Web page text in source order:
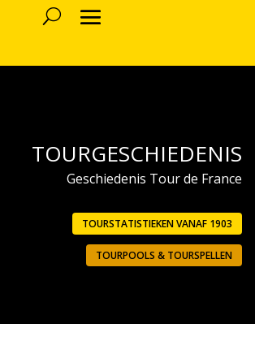
TOURGESCHIEDENIS
Geschiedenis Tour de France
TOURSTATISTIEKEN VANAF 1903
TOURPOOLS & TOURSPELLEN